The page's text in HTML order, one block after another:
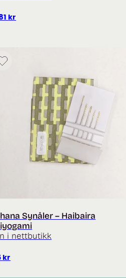
kr
Synåler – Haibaira
i nettbutikk
kr